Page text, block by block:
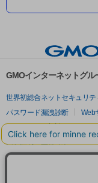
GMOインターネットグ
世界初総合ネットセキュリテ
パスワード漏洩診断
Web
セキュリティ相談AIチャット
実在証明・盗聴対策
サイバー攻撃対策（GMOサ